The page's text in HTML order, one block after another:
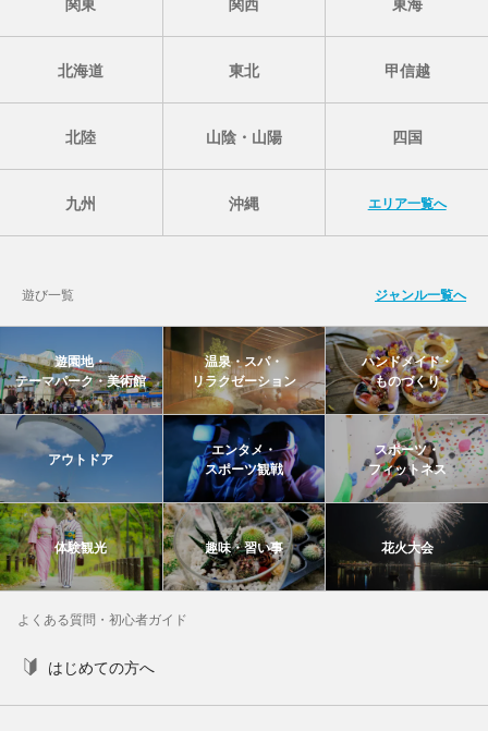
北海道 東北 甲信越
北陸 山陰・山陽 四国
九州 沖縄 エリア一覧へ
遊び一覧 ジャンル一覧へ
遊園地・
テーマパーク・美術館
温泉・スパ・
リラクゼーション
ハンドメイド・
ものづくり
アウトドア
エンタメ・
スポーツ観戦
スポーツ・
フィットネス
体験観光 趣味・習い事 花火大会
よくある質問・初心者ガイド
はじめての方へ